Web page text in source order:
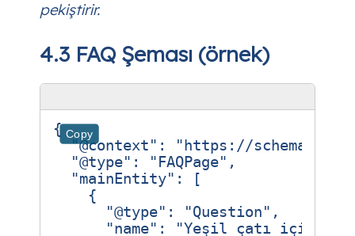
pekiştirir.
4.3 FAQ Şeması (örnek)
Copy
{
"@context" : "https://schema.org"
"@type" : "FAQPage" ,
"mainEntity" :
[
{
"@type" : "Question" ,
"name" :
"Yeşil çatı için